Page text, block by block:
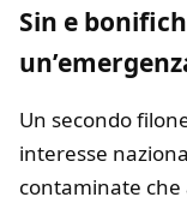
Sin e
Un secondo
interesse
contaminate